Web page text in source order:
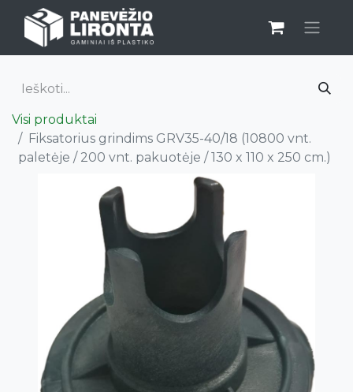
Visi produktai
Fiksatorius grindims GRV35-40/18 (10800 vnt.
paletėje / 200 vnt. pakuotėje / 130 x 110 x 250 cm.)